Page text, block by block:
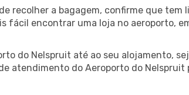
recolher a bagagem, confirme que
fácil encontrar uma loja no aeroporto,
do Nelspruit até ao seu alojamento,
atendimento do Aeroporto do Nelspruit